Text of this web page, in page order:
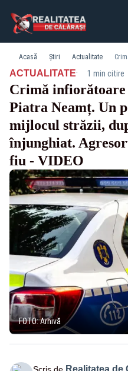
Acasă Știri Actualitate
ACTUALITATE· 1 min citire
Crimă
Piatra Neamț. Un
mijlocul străzii,
înjunghiat.
fiu - VIDEO
FOTO: Arhivă
Scris de Realitatea de